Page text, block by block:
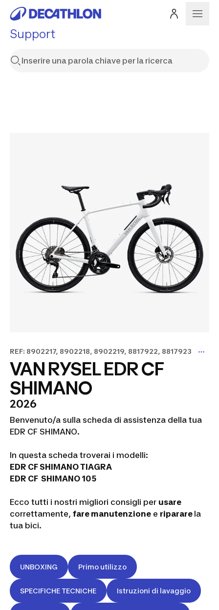
Support
REF: 8902217, 8902218, 8902219, 8817922, 8817923
VAN RYSEL EDR CF
SHIMANO
2026
Benvenuto/a sulla scheda di assistenza della tua
EDR CF SHIMANO.
In questa scheda troverai i modelli:
EDR CF SHIMANO TIAGRA
EDR CF SHIMANO 105
Ecco tutti i nostri migliori consigli per usare
correttamente, fare manutenzione e riparare la
tua bici.
UNBOXING Primo utilizzo
SPECIFICHE TECNICHE Istruzioni di lavaggio